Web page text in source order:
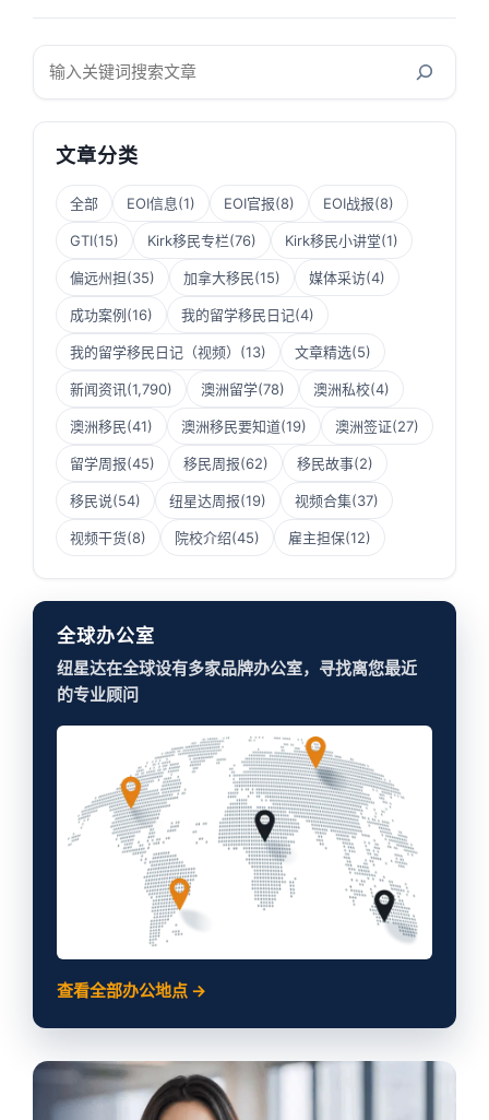
搜
文章分类
全部 EOI信息(1) EOI官报(8) EOI战报(8)
GTI(15) Kirk移民专栏(76) Kirk移民小讲堂(1)
偏远州担(35) 加拿大移民(15) 媒体采访(4)
成功案例(16) 我的留学移民日记(4)
我的留学移民日记（视频） (13) 文章精选(5)
新闻资讯(1,790) 澳洲留学(78) 澳洲私校(4)
澳洲移民(41) 澳洲移民要知道(19) 澳洲签证(27)
留学周报(45) 移民周报(62) 移民故事(2)
移民说(54) 纽星达周报(19) 视频合集(37)
视频干货(8) 院校介绍(45) 雇主担保(12)
全球办公室
纽星达在全球设有多家品牌办公室，寻找离您最近
的专业顾问
查看全部办公地点 →